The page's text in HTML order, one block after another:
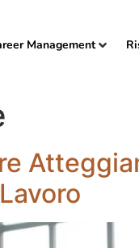
Management